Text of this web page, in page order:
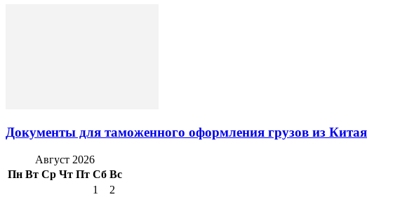
Документы для таможенного оформления грузов из Китая
Август 2026
Пн Вт Ср Чт Пт Сб Вс
1
2